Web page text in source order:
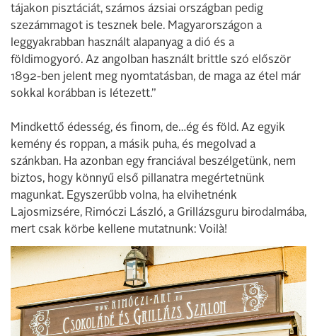
tájakon pisztáciát, számos ázsiai országban pedig
szezámmagot is tesznek bele. Magyarországon a
leggyakrabban használt alapanyag a dió és a
földimogyoró. Az angolban használt brittle szó először
1892-ben jelent meg nyomtatásban, de maga az étel már
sokkal korábban is létezett.”
Mindkettő édesség, és finom, de…ég és föld. Az egyik
kemény és roppan, a másik puha, és megolvad a
szánkban. Ha azonban egy franciával beszélgetünk, nem
biztos, hogy könnyű első pillanatra megértetnünk
magunkat. Egyszerűbb volna, ha elvihetnénk
Lajosmizsére, Rimóczi László, a Grillázsguru birodalmába,
mert csak körbe kellene mutatnunk: Voilà!